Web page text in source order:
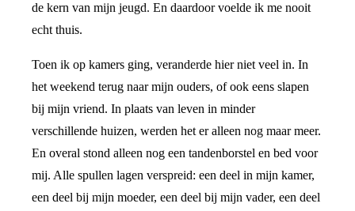
de kern van mijn jeugd. En daardoor voelde ik me nooit
echt thuis.
Toen ik op kamers ging, veranderde hier niet veel in. In
het weekend terug naar mijn ouders, of ook eens slapen
bij mijn vriend. In plaats van leven in minder
verschillende huizen, werden het er alleen nog maar meer.
En overal stond alleen nog een tandenborstel en bed voor
mij. Alle spullen lagen verspreid: een deel in mijn kamer,
een deel bij mijn moeder, een deel bij mijn vader, een deel